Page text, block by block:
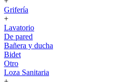
Grifería
+
Lavatorio
De pared
Bañera y ducha
Bidet
Otro
Loza Sanitaria